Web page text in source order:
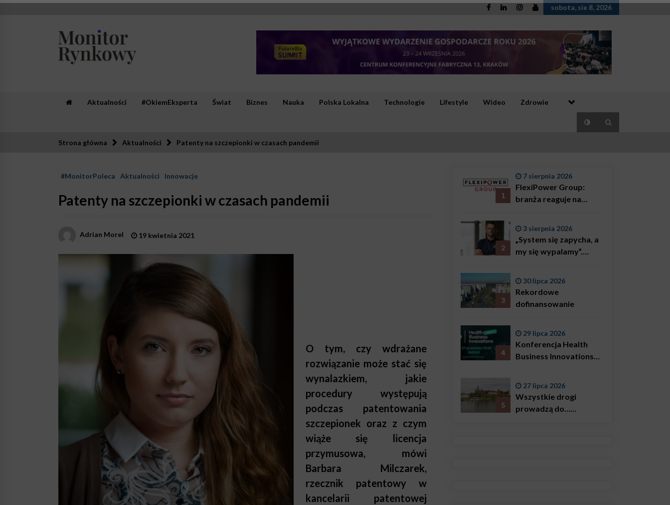
Skip
sobota, sie 8, 2026
Aktualności #OkiemEksperta Świat Biznes Nauka Polska Lokalna Technologie Lifestyle Wideo Zdrowie
Strona główna Aktualności Patenty na szczepionki w czasach pandemii
#MonitorPoleca Aktualności Innowacje
Patenty na szczepionki w czasach pandemii
Adrian Morel 19 kwietnia 2021
O tym, czy wdrażane
rozwiązanie może stać się
wynalazkiem, jakie
procedury występują
podczas patentowania
szczepionek oraz z czym
wiąże się licencja
przymusowa, mówi
Barbara Milczarek,
rzecznik patentowy w
kancelarii patentowej
1
7 sierpnia 2026
FlexiPower Group:
branża reaguje na
2
3 sierpnia 2026
„System się zapycha, a
my się wypalamy”.
Bączkowski, mówi
wprost: problemem są
3
30 lipca 2026
Rekordowe
dofinansowanie
4
29 lipca 2026
Konferencja Health
Business Innovations
5
27 lipca 2026
Wszystkie drogi
prowadzą do…